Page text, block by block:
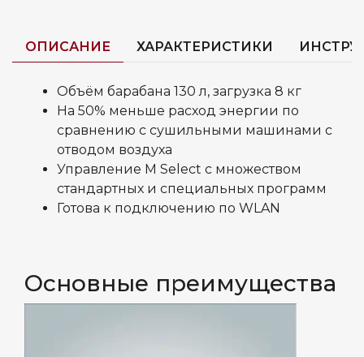
ОПИСАНИЕ ХАРАКТЕРИСТИКИ
Объём барабана 130 л, загрузка 8 кг
На 50% меньше расход энергии по
сравнению с сушильными машинами с
отводом воздуха
Управление M Select с множеством
стандартных и специальных программ
Готова к подключению по WLAN
Основные преимущества